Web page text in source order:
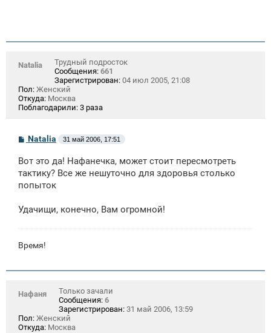
Natalia
Трудный подросток
Сообщения: 661
Зарегистрирован: 04 июл 2005, 21:08
Пол: Женский
Откуда: Москва
Поблагодарили: 3 раза
С
б
щ
н
Natalia 31 май 2006, 17:51
Вот это да! Нафанечка, может стоит пересмотреть
тактику? Все же нешуточно для здоровья столько
попыток
Удачищи, конечно, Вам огромной!
Время!
Нафаня
Только зачали
Сообщения: 6
Зарегистрирован: 31 май 2006, 13:59
Пол: Женский
Откуда: Москва